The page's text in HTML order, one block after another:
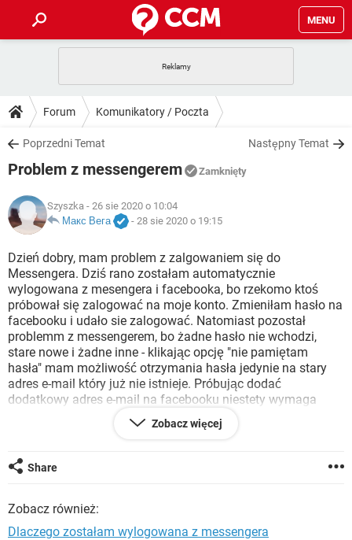
MENU
GRY WHATSAPP
SPOTIFY
INSTAGRAM FACEBOOK
WINDOWS 10
PORADY
PlayStation TIKTOK
INSTAGRAM
WINDOWS 10
DO POBRANIA
ANDROID TIKTOK
GRY
IOS NETFLIX
INSTAGRAM FACEBOOK
WINDOWS 10
COVID-19
GRY
SPOTIFY NETFLIX
INSTAGRAM FACEBOOK
WINDOWS 10
ARTYKUŁY
COVID-19
GRY WHATSAPP
SPOTIFY NETFLIX
INSTAGRAM FACEBOOK
WINDOWS 10
Forum Komunikatory / Poczta
Poprzedni Temat Następny Temat
Problem z messengerem Zamknięty
Szyszka - 26 sie 2020 o 10:04
Макс Вега
- 28 sie 2020 o 19:15
Dzień dobry, mam problem z zalgowaniem się do
Messengera. Dziś rano zostałam automatycznie
wylogowana z mesengera i facebooka, bo rzekomo ktoś
próbował się zalogować na moje konto. Zmieniłam hasło na
facebooku i udało sie zalogować. Natomiast pozostał
problemm z messengerem, bo żadne hasło nie wchodzi,
stare nowe i żadne inne - klikając opcję "nie pamiętam
hasła" mam możliwość otrzymania hasła jedynie na stary
adres e-mail który już nie istnieje. Próbując dodać
dodatkowy adres e-mail na facebooku niestety wymaga
hasła które znów nie wchodzi, ani stare ani nowe.... Nie mam
możliwości wyboru opcji wysłania hasła na numer telefonu
Konfiguracja:Windows / Edge 18.18363
Zobacz więcej
Share
Zobacz również:
Dlaczego zostałam wylogowana z messengera